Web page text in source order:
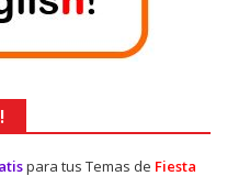
para tus Temas de Fiesta